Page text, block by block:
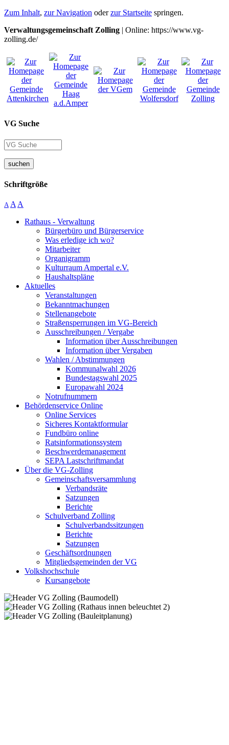
Zum Inhalt, zur Navigation oderzur Startseite springen.
Verwaltungsgemeinschaft Zolling | Online: https://www.vg-
zolling.de/
VG Suche
suchen
Schriftgröße
A A A
Rathaus - Verwaltung
Bürgerbüro und Bürgerservice
Was erledige ich wo?
Mitarbeiter
Organigramm
Kulturraum Ampertal e.V.
Haushaltspläne
Aktuelles
Veranstaltungen
Bekanntmachungen
Stellenangebote
Straßensperrungen im VG-Bereich
Ausschreibungen / Vergabe
Information über Ausschreibungen
Information über Vergaben
Wahlen / Abstimmungen
Kommunalwahl 2026
Bundestagswahl 2025
Europawahl 2024
Notrufnummern
Behördenservice Online
Online Services
Sicheres Kontaktformular
Fundbüro online
Ratsinformationssystem
Beschwerdemanagement
SEPA Lastschriftmandat
Über die VG-Zolling
Gemeinschaftsversammlung
Verbandsräte
Satzungen
Berichte
Schulverband Zolling
Schulverbandssitzungen
Berichte
Satzungen
Geschäftsordnungen
Mitgliedsgemeinden der VG
Volkshochschule
Kursangebote